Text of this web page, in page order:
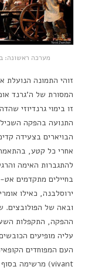
מערכה ראשונה:
זוהי התמונה
המסורת של ה'גרנד
זו בימוי גרנדיוזי
התנועה בהפקה
הבויארים בצעידה
אחרי כל קטע,
להתגברות האימה
בחיילים מתקדמים
ירוסלבנה, כאילו
ובאה של
ההפקה, התקפלות
עליה מופיעים
vivant) מרשימה בסוף המערכה.